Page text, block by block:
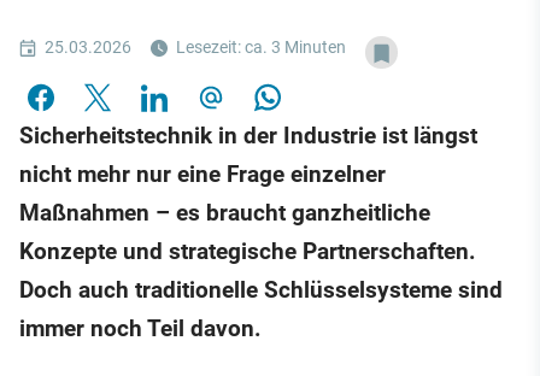
25.03.2026 Lesezeit: ca. 3 Minuten
Sicherheitstechnik in der Industrie ist längst
nicht mehr nur eine Frage einzelner
Maßnahmen – es braucht ganzheitliche
Konzepte und strategische Partnerschaften.
Doch auch traditionelle Schlüsselsysteme sind
immer noch Teil davon.